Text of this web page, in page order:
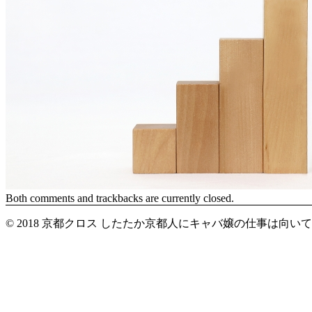
Both comments and trackbacks are currently closed.
© 2018 京都クロス したたか京都人にキャバ嬢の仕事は向い